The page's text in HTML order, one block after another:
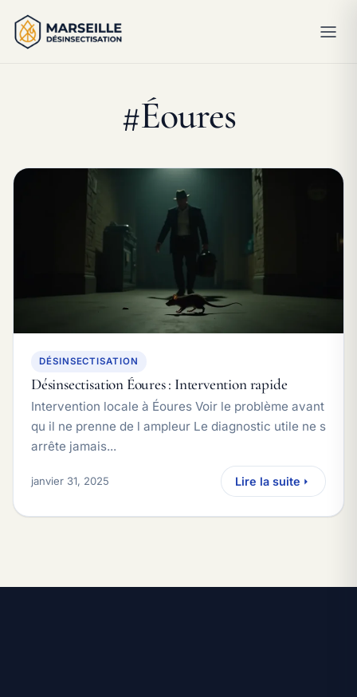
#Éoures
DÉSINSECTISATION
Désinsectisation Éoures : Intervention rapide
Intervention locale à Éoures Voir le problème avant
qu il ne prenne de l ampleur Le diagnostic utile ne s
arrête jamais...
janvier 31, 2025 Lire la suite